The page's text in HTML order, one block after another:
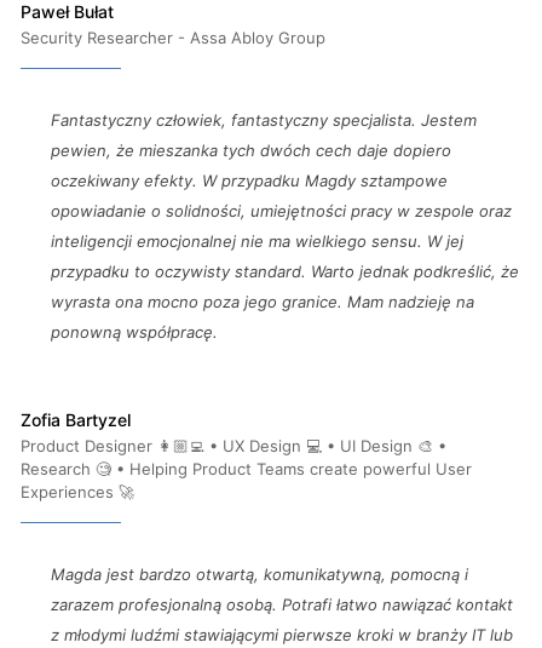
Paweł Bułat
Security Researcher - Assa Abloy Group
Fantastyczny człowiek, fantastyczny specjalista. Jestem
pewien, że mieszanka tych dwóch cech daje dopiero
oczekiwany efekty. W przypadku Magdy sztampowe
opowiadanie o solidności, umiejętności pracy w zespole oraz
inteligencji emocjonalnej nie ma wielkiego sensu. W jej
przypadku to oczywisty standard. Warto jednak podkreślić, że
wyrasta ona mocno poza jego granice. Mam nadzieję na
ponowną współpracę.
Zofia Bartyzel
Product Designer 👩🏼‍💻 • UX Design 💻 • UI Design 🎨 •
Research 🧐 • Helping Product Teams create powerful User
Experiences 🚀
Magda jest bardzo otwartą, komunikatywną, pomocną i
zarazem profesjonalną osobą. Potrafi łatwo nawiązać kontakt
z młodymi ludźmi stawiającymi pierwsze kroki w branży IT lub